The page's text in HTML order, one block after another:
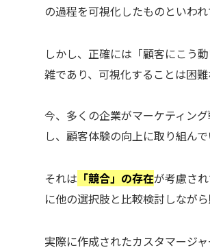
の過程を可視化したものといわれ
しかし、正確には「顧客にこう
雑であり、可視化することは困難
今、多くの企業がマーケティン
し、顧客体験の向上に取り組ん
それは 「競合」の存在が考慮さ
に他の選択肢と比較検討しなが
実際に作成されたカスタマージ